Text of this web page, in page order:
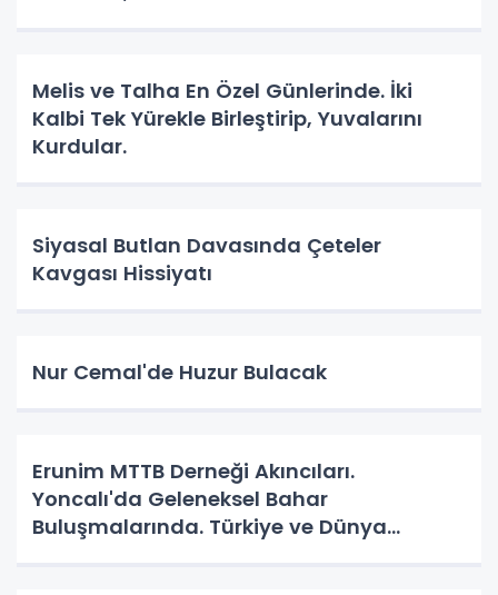
Melis ve Talha En Özel Günlerinde. İki
Kalbi Tek Yürekle Birleştirip, Yuvalarını
Kurdular.
Siyasal Butlan Davasında Çeteler
Kavgası Hissiyatı
Nur Cemal'de Huzur Bulacak
Erunim MTTB Derneği Akıncıları.
Yoncalı'da Geleneksel Bahar
Buluşmalarında. Türkiye ve Dünya